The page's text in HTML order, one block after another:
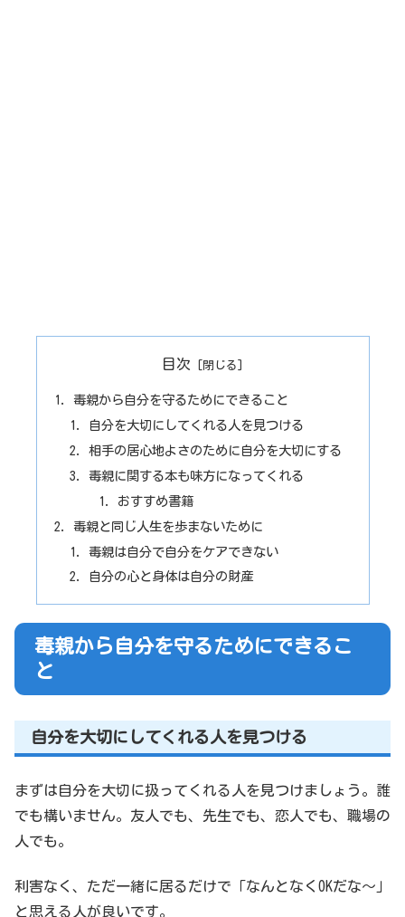
目次
毒親から自分を守るためにできること
自分を大切にしてくれる人を見つける
相手の居心地よさのために自分を大切にする
毒親に関する本も味方になってくれる
おすすめ書籍
毒親と同じ人生を歩まないために
毒親は自分で自分をケアできない
自分の心と身体は自分の財産
毒親から自分を守るためにできるこ
と
自分を大切にしてくれる人を見つける
まずは自分を大切に扱ってくれる人を見つけましょう。誰
でも構いません。友人でも、先生でも、恋人でも、職場の
人でも。
利害なく、ただ一緒に居るだけで「なんとなくOKだな～」
と思える人が良いです。